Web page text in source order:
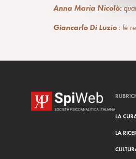
l
c
s
o
Anna Maria Nicolò: q
Giancarlo Di Luzio: le
LA
LA